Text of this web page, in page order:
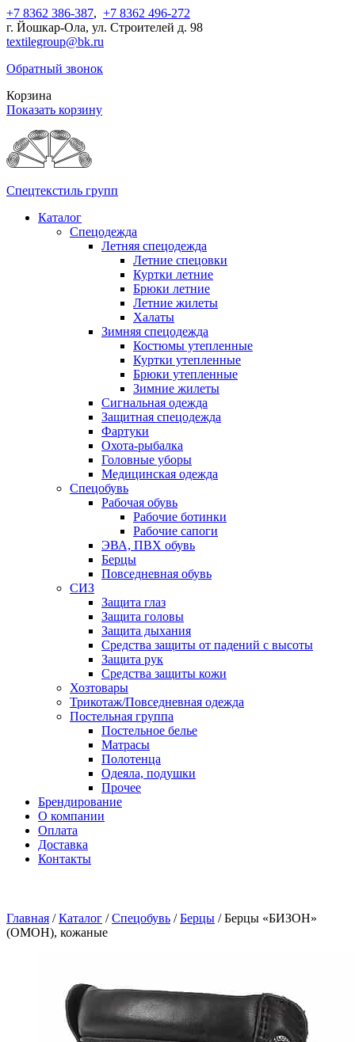
+7 8362 386-387, +7 8362 496-272
г. Йошкар-Ола, ул. Строителей д. 98
textilegroup@bk.ru
Обратный звонок
Корзина
Показать корзину
Спецтекстиль групп
Каталог
Спецодежда
Летняя спецодежда
Летние спецовки
Куртки летние
Брюки летние
Летние жилеты
Халаты
Зимняя спецодежда
Костюмы утепленные
Куртки утепленные
Брюки утепленные
Зимние жилеты
Сигнальная одежда
Защитная спецодежда
Фартуки
Охота-рыбалка
Головные уборы
Медицинская одежда
Спецобувь
Рабочая обувь
Рабочие ботинки
Рабочие сапоги
ЭВА, ПВХ обувь
Берцы
Повседневная обувь
СИЗ
Защита глаз
Защита головы
Защита дыхания
Средства защиты от падений с высоты
Защита рук
Средства защиты кожи
Хозтовары
Трикотаж/Повседневная одежда
Постельная группа
Постельное белье
Матрасы
Полотенца
Одеяла, подушки
Прочее
Брендирование
О компании
Оплата
Доставка
Контакты
Главная / Каталог / Спецобувь / Берцы / Берцы «БИЗОН»
(ОМОН), кожаные